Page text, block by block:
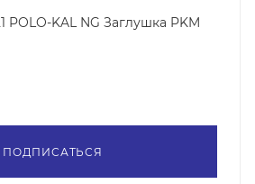
POLO-KAL NG Заглушка PKM
ПОДПИСАТЬСЯ